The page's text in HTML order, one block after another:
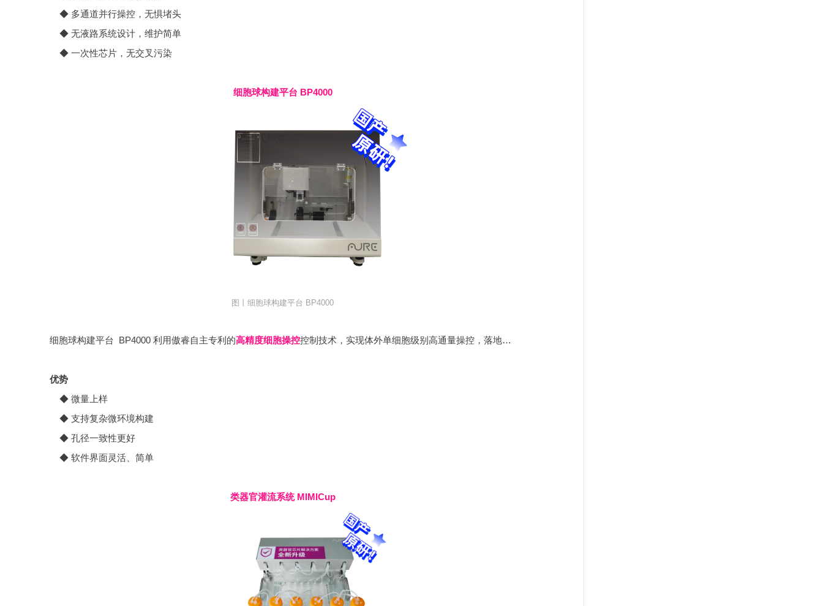
◆ 多通道并行操控，无惧堵头
◆ 无液路系统设计，维护简单
◆ 一次性芯片，无交叉污染
细胞球构建平台 BP4000
图丨细胞球构建平台 BP4000
细胞球构建平台 BP4000 利用傲睿自主专利的高精度细胞操控控制技术，实现体外单细胞级别高通量操控，落地精度可达到15μm，可帮助用户构建体外
优势
◆ 微量上样
◆ 支持复杂微环境构建
◆ 孔径一致性更好
◆ 软件界面灵活、简单
类器官灌流系统 MIMICup